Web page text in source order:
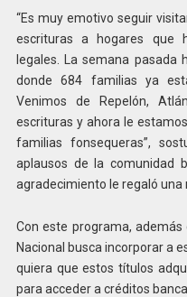
“Es muy emotivo seguir
escrituras a hogares que
legales. La semana pasada
donde 684 familias ya
Venimos de Repelón,
escrituras y ahora le
familias fonsequeras”,
aplausos de la comunidad
agradecimiento le regaló una
Con este programa,
Nacional busca incorporar a
quiera que estos títulos
para acceder a créditos